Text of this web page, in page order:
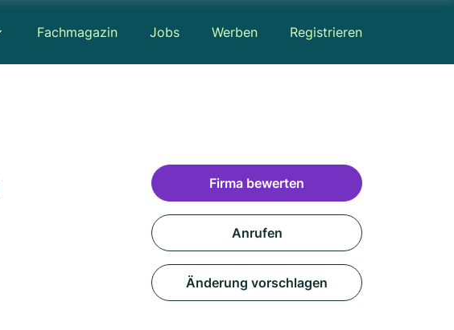
Fachmagazin Jobs Werben Registrieren
Firma bewerten
Anrufen
Änderung vorschlagen